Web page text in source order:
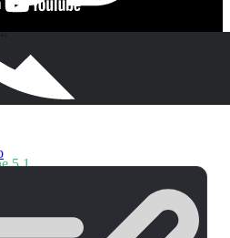
5.1
динамической